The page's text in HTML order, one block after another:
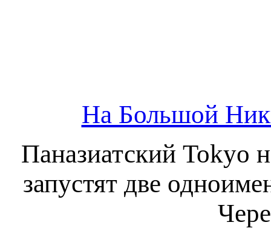
На Большой
Паназиатский Tokyo
запустят две